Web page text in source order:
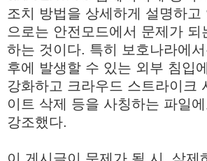
조치 방법을 상세하게 설명하고
으로는 안전모드에서 문제가 되
하는 것이다. 특히 보호나라에
후에 발생할 수 있는 외부 침입
강화하고 크라우드 스트라이크
이트 삭제 등을 사칭하는 파일
강조했다.